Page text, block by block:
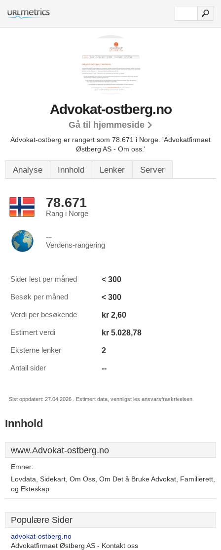
Advokat-ostberg.no
Gå til hjemmeside
Advokat-ostberg er rangert som 78.671 i Norge. 'Advokatfirmaet
Østberg AS - Om oss.'
Analyse Innhold Lenker Server
78.671
Rang i Norge
--
Verdens-rangering
Sider lest per måned < 300
Besøk per måned < 300
Verdi per besøkende kr 2,60
Estimert verdi kr 5.028,78
Eksterne lenker 2
Antall sider --
Sist oppdatert: 27.04.2026 . Estimert data, vennligst les ansvarsfraskrivelsen.
Innhold
www.Advokat-ostberg.no
Emner:
Lovdata, Sidekart, Om Oss, Om Det å Bruke Advokat, Familierett,
og Ekteskap.
Populære Sider
advokat-ostberg.no
Advokatfirmaet Østberg AS - Kontakt oss